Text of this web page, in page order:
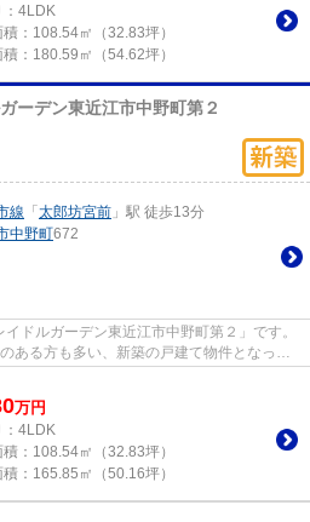
：4LDK
： 108.54㎡（32.83坪）
： 180.59㎡（54.62坪）
ーデン東近江市中野町第２
線 「 太郎坊宮前 」駅 徒歩13分
中野町672
ドルガーデン東近江市中野町第２」です。
ある方も多い、新築の戸建て物件となって
万円
：4LDK
： 108.54㎡（32.83坪）
： 165.85㎡（50.16坪）